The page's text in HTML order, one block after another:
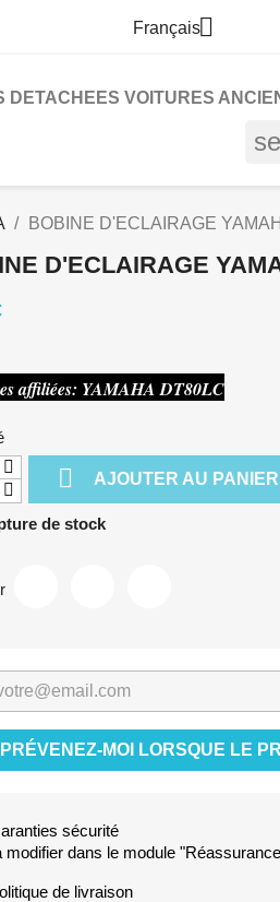
Français
DETACHEES VOITURES
BOBINE D'ECLAIRAGE
D'ECLAIRAGE
affiliées: YAMAHA DT80LC
 AJOUTER AU PANIER
de stock
PRÉVENEZ-MOI LORSQUE LE
sécurité
modifier dans le module
de livraison